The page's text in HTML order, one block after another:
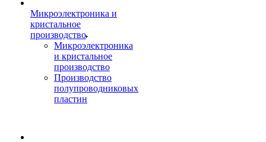
Микроэлектроника и
кристальное
производство
Микроэлектроника
и кристальное
производство
Производство
полупроводниковых
пластин